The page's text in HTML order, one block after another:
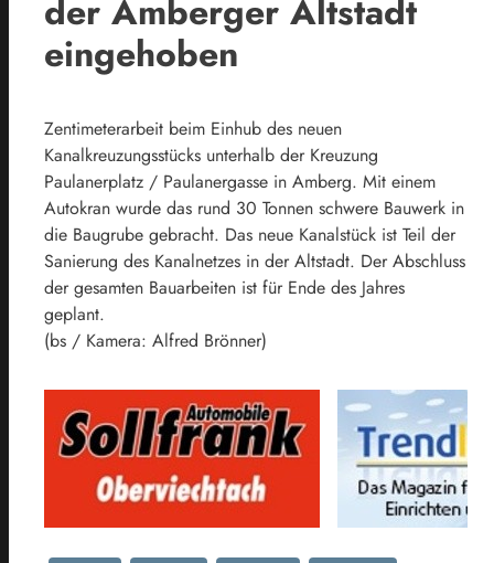
der Amberger Altstadt
eingehoben
Zentimeterarbeit beim Einhub des neuen
Kanalkreuzungsstücks unterhalb der Kreuzung
Paulanerplatz / Paulanergasse in Amberg. Mit einem
Autokran wurde das rund 30 Tonnen schwere Bauwerk in
die Baugrube gebracht. Das neue Kanalstück ist Teil der
Sanierung des Kanalnetzes in der Altstadt. Der Abschluss
der gesamten Bauarbeiten ist für Ende des Jahres
geplant.
(bs / Kamera: Alfred Brönner)